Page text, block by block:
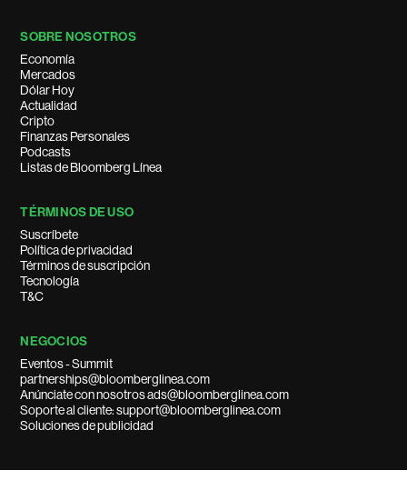
SOBRE NOSOTROS
Economía
Mercados
Dólar Hoy
Actualidad
Cripto
Finanzas Personales
Podcasts
Listas de Bloomberg Línea
TÉRMINOS DE USO
Suscríbete
Política de privacidad
Términos de suscripción
Tecnología
T&C
NEGOCIOS
Eventos - Summit
partnerships@bloomberglinea.com
Anúnciate con nosotros ads@bloomberglinea.com
Soporte al cliente: support@bloomberglinea.com
Soluciones de publicidad